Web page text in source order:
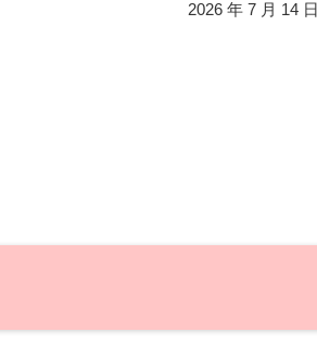
2026 年 7 月 14 日